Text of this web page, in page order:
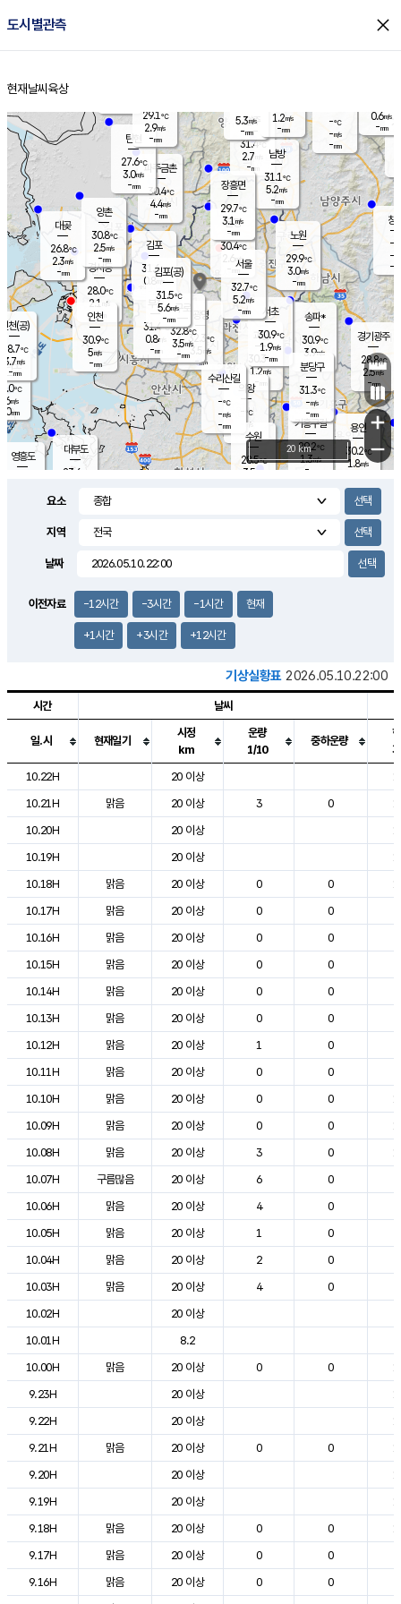
도시별관측 close
홈
현재날씨 육상
의도
℃
m/s
mm
영흥도
양주
31.4℃
2.7
-mm
과천
30.3℃
1.2m/s
- mm
용인
30.2℃
1.8m/s
경기광주
28.8℃
2.5m/s
-mm
0.4m/s
대부도
23.6
14.5
경서동
28.0℃
2.1 m/s
-mm
파주금촌
30.4℃
4.4m/s
-mm
-℃
-m/s
-mm
대곶
26.8℃
2.3m/s
-mm
창
-
-m/
-
탄현
27.6℃
3.0m/s
-mm
0.6m/s
-mm
의왕
- ℃
m/s
mm
김포
31.6℃
0.8 m/s
mm
광명
32.3 ℃
3.5 m/s
-mm
부천
31.4℃
0.8m/s
-mm
양촌
30.8℃
2.5m/s
-mm
구로
32.8℃
3.5m/s
-mm
은평
30.4℃
2.6 m/s
- mm
노원
29.9℃
3.0m/s
-mm
송파*
30.9℃
3.9m/s
-mm
서초
30.9℃
1.9m/s
-mm
남방
31.1℃
5.2m/s
-mm
기흥구갈
29.2℃
1.3m/s
-
수리산길
-℃
-m/s
-mm
분당구
31.3℃
-m/s
-mm
장흥면
29.7℃
3.1 m/s
-mm
5.3m/s
-mm
인천(공)
28.7℃
3.7m/s
-mm
김포(공)
31.5℃
5.6m/s
-mm
수원
28.5℃
3.5 m/s
인천
30.9℃
5m/s
-mm
서울
32.7℃
5.2m/s
-mm
29.1℃
2.9m/s
-mm
1.2m/s
-mm
+
−
20 km
요소
지역
날짜
이전자료 -12시간 -3시간 -1시간 현재
+1시간 +3시간 +12시간
기상실황표 2026.05.10.22:00
도시별 기상실황표로 지점, 날씨, 기온, 강수, 바람, 기압등을 안내한 표입
시간 날씨
일.시 현재일기
시정
km
운량
1/10
중하운량
10.22H
20 이상
10.21H
맑음 20 이상 3 0
10.20H
20 이상
10.19H
20 이상
10.18H
맑음 20 이상 0 0
10.17H
맑음 20 이상 0 0
10.16H
맑음 20 이상 0 0
10.15H
맑음 20 이상 0 0
10.14H
맑음 20 이상 0 0
10.13H
맑음 20 이상 0 0
10.12H
맑음 20 이상 1 0
10.11H
맑음 20 이상 0 0
10.10H
맑음 20 이상 0 0
10.09H
맑음 20 이상 0 0
10.08H
맑음 20 이상 3 0
10.07H
구름많음 20 이상 6 0
10.06H
맑음 20 이상 4 0
10.05H
맑음 20 이상 1 0
10.04H
맑음 20 이상 2 0
10.03H
맑음 20 이상 4 0
10.02H
20 이상
10.01H
8.2
10.00H
맑음 20 이상 0 0
9.23H
20 이상
9.22H
20 이상
9.21H
맑음 20 이상 0 0
9.20H
20 이상
9.19H
20 이상
9.18H
맑음 20 이상 0 0
9.17H
맑음 20 이상 0 0
9.16H
맑음 20 이상 0 0